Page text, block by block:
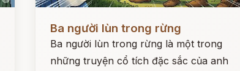
Ba người lùn trong rừng
Ba người lùn trong rừng là một trong
những truyện cổ tích đặc sắc của anh